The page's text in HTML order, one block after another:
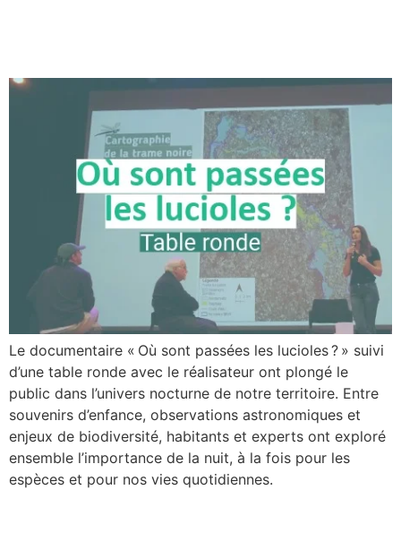
Le documentaire « Où sont passées les lucioles ? » suivi
d’une table ronde avec le réalisateur ont plongé le
public dans l’univers nocturne de notre territoire. Entre
souvenirs d’enfance, observations astronomiques et
enjeux de biodiversité, habitants et experts ont exploré
ensemble l’importance de la nuit, à la fois pour les
espèces et pour nos vies quotidiennes.